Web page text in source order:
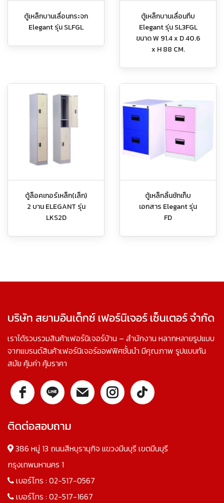
ตู้เหล็กบานเลื่อนกระจก
Elegant รุ่น SLFGL
ตู้เหล็กบานเลื่อนทึบ
Elegant รุ่น SL3FGL
ขนาด W 91.4 x D 40.6
x H 88 CM.
ตู้ล็อคเกอร์เหล็ก(เล็ก)
2 บาน ELEGANT รุ่น
LKS2D
ตู้เหล็กลิ้นชักเก็บ
เอกสาร Elegant รุ่น
FD
บริษัท สยามอินเด็กซ์ เฟอร์นิเจอร์ เซ็นเตอร์ จำกัด
เราได้รวบรวมสินค้าเฟอร์นิเจอร์บ้าน – สำนักงาน หลากหลายรูปแบบ
จากแบรนด์สินค้าเฟอร์นิเจอร์ออฟฟิศชั้นนำ มีคุณภาพ รูปแบบทัน
สมัย คุ้มค่า คุ้มราคา
ติดต่อสอบถาม
386 หมู่ 13 ถนนสีหบุรานุกิจ แขวงมีนบุรี เขตมีนบุรี
กรุงเทพมหานคร 1
เบอร์โทร : 02-517-0567
เบอร์โทร : 02-517-1667